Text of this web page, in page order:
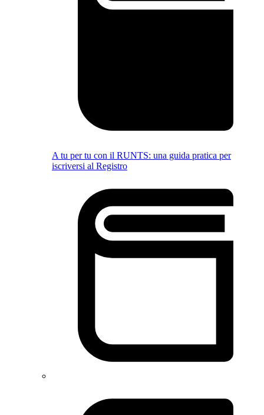
A tu per tu con il RUNTS: una guida pratica per
iscriversi al Registro